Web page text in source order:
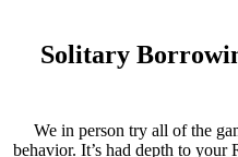
Solitary
We in person try all
behavior. It’s had